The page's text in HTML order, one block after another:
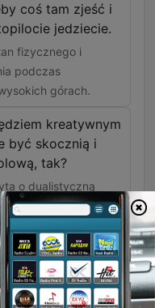
coś tam zjeść i
jedziecie.
fizycznego i
podczas
górach.
kreatywnym
być skocznią i
tak?
o dualistyczną
doświadczeń
to jest taki
to jest taki
już całe życie,